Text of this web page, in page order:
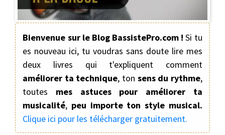
Bienvenue sur le Blog BassistePro.com ! Si tu
es nouveau ici, tu voudras sans doute lire mes
deux livres qui t'expliquent comment
améliorer ta technique, ton sens du rythme,
toutes mes astuces pour améliorer ta
musicalité, peu importe ton style musical.
Clique ici pour les télécharger gratuitement.